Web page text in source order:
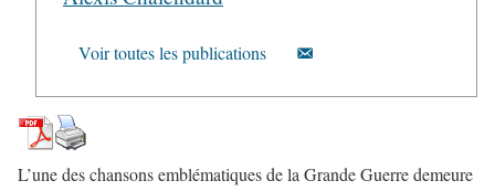
Voir toutes les publications
L’une des chansons emblématiques de la Grande Guerre demeure